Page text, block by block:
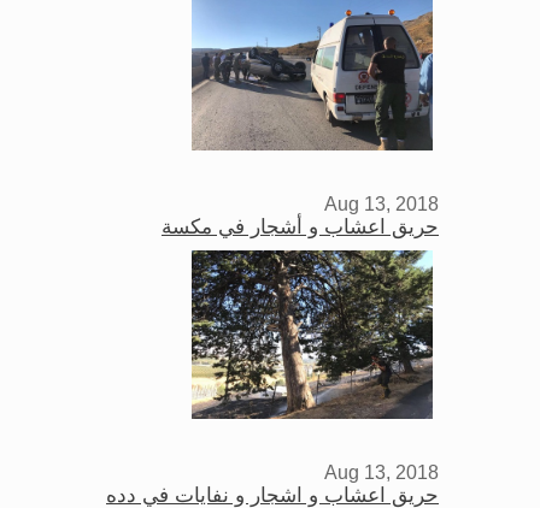
Aug 13, 2018
حريق اعشاب و أشجار في مكسة
Aug 13, 2018
حريق اعشاب و اشجار و نفايات في دده